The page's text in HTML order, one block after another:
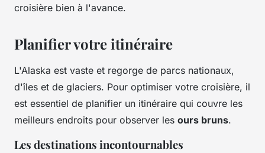
croisière bien à l'avance.
Planifier votre itinéraire
L'Alaska est vaste et regorge de parcs nationaux,
d'îles et de glaciers. Pour optimiser votre croisière, il
est essentiel de planifier un itinéraire qui couvre les
meilleurs endroits pour observer les ours bruns.
Les destinations incontournables